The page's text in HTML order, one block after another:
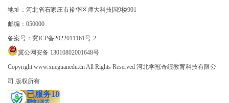
地址：河北省石家庄市裕华区师大科技园9楼901
邮编：050000
备案号： 冀ICP备2022011161号-2
冀公网安备 13010802001648号
Copyright www.xueguanedu.cn All Rights Reserved 河北学冠奇绩教育科技有限公
司 版权所有